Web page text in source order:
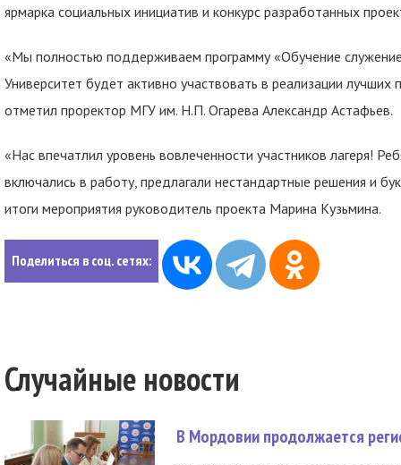
ярмарка социальных инициатив и конкурс разработанных
«Мы полностью поддерживаем программу «Обучение
Университет будет активно участвовать в реализации
отметил проректор МГУ им. Н.П. Огарева Александр Астафьев.
«Нас впечатлил уровень вовлеченности участников лагеря!
включались в работу, предлагали нестандартные решения и
итоги мероприятия руководитель проекта Марина Кузьмина.
Поделиться в соц. сетях:
Случайные новости
В Мордовии продолжается